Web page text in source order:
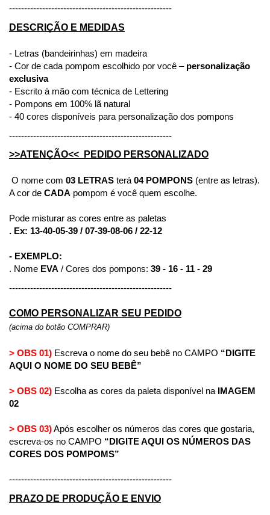
------------------------------------------------------
DESCRIÇÃO E MEDIDAS
- Letras (bandeirinhas) em madeira
- Cor de cada pompom escolhido por você – personalização
exclusiva
- Escrito à mão com técnica de Lettering
- Pompons em 100% lã natural
- 40 cores disponíveis para personalização dos pompons
------------------------------------------------------
>>ATENÇÃO<<  PEDIDO PERSONALIZADO
O nome com 03 LETRAS terá 04 POMPONS (entre as letras).
A cor de CADA pompom é você quem escolhe.
Pode misturar as cores entre as paletas
. Ex: 13-40-05-39 / 07-39-08-06 / 22-12
- EXEMPLO:
. Nome EVA / Cores dos pompons: 39 - 16 - 11 - 29
------------------------------------------------------
COMO PERSONALIZAR SEU PEDIDO
(acima do botão COMPRAR)
> OBS 01) Escreva o nome do seu bebê no CAMPO “DIGITE
AQUI O NOME DO SEU BEBÊ”
> OBS 02) Escolha as cores da paleta disponível na IMAGEM
02
> OBS 03) Após escolher os números das cores que gostaria,
escreva-os no CAMPO “DIGITE AQUI OS NÚMEROS DAS
CORES DOS POMPOMS”
------------------------------------------------------
PRAZO DE PRODUÇÃO E ENVIO